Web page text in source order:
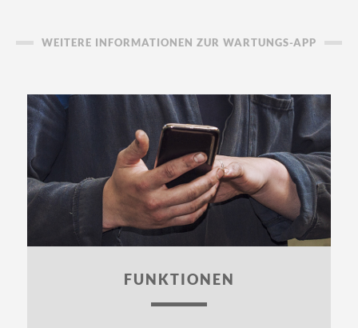
WEITERE INFORMATIONEN ZUR WARTUNGS-APP
FUNKTIONEN